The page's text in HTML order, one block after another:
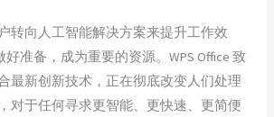
转向人工智能解决方案来提升工作效
好准备，成为重要的资源。WPS Office 致
最新创新技术，正在彻底改变人们处理
对于任何寻求更智能、更快速、更简便